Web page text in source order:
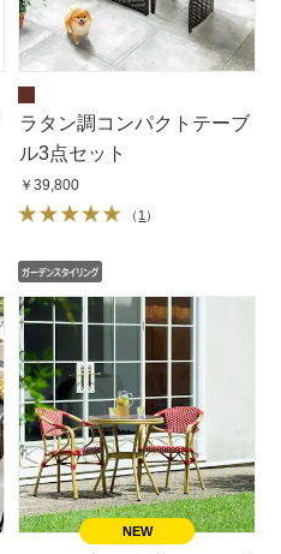
ラタン調コンパクトテーブ
ル3点セット
￥39,800
（ 1 ）